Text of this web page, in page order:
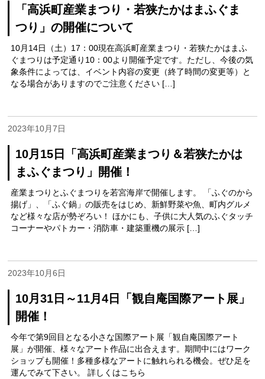
「高浜町産業まつり・若狭たかはまふぐま
つり」の開催について
10月14日（土）17：00現在高浜町産業まつり・若狭たかはまふ
ぐまつりは予定通り10：00より開催予定です。ただし、今後の気
象条件によっては、イベント内容の変更（終了時間の変更等）と
なる場合がありますのでご注意ください […]
10月15日「高浜町産業まつり＆若狭たかは
まふぐまつり」開催！
2023年10月7日
産業まつりとふぐまつりを若宮海岸で開催します。 「ふぐのから
揚げ」、「ふぐ鍋」の販売をはじめ、新鮮野菜や魚、町内グルメ
など様々な店が勢ぞろい！ ほかにも、子供に大人気のふぐタッチ
コーナーやパトカー・消防車・建築重機の展示 […]
10月31日～11月4日「観自庵国際アート展」
開催！
2023年10月6日
今年で第9回目となる小さな国際アート展「観自庵国際アート
展」が開催、様々なアート作品に出合えます。期間中にはワーク
ショップも開催！多種多様なアートに触れられる機会。ぜひ足を
運んでみて下さい。 詳しくはこちら